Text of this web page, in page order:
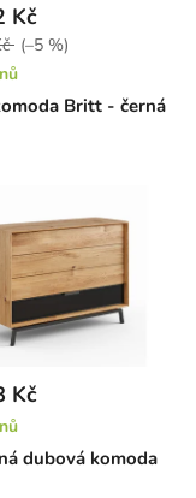
Britt - černá
Kč
(–5 %)
dubová komoda
Kč